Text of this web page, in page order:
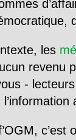
les
revenu
-